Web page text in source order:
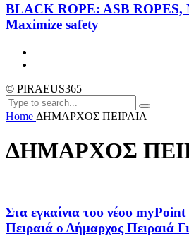
BLACK ROPE: ASB ROPES,
Maximize safety
© PIRAEUS365
Home ΔΗΜΑΡΧΟΣ ΠΕΙΡΑΙΑ
ΔΗΜΑΡΧΟΣ
Στα εγκαίνια του νέου
Πειραιά ο Δήμαρχος Πειραιά